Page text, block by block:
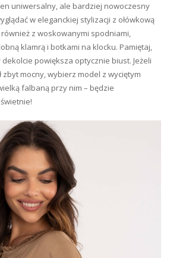
uniwersalny, ale bardziej nowoczesny
w eleganckiej stylizacji z ołówkową
z woskowanymi spodniami,
klamrą i botkami na klocku. Pamiętaj,
powiększa optycznie biust. Jeżeli
zbyt mocny, wybierz model z wyciętym
falbaną przy nim – będzie